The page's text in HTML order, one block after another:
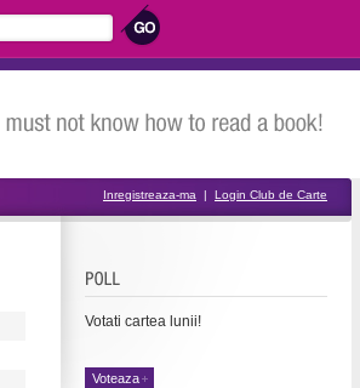
Inregistreaza-ma | Login Club de Carte
Votati cartea lunii!